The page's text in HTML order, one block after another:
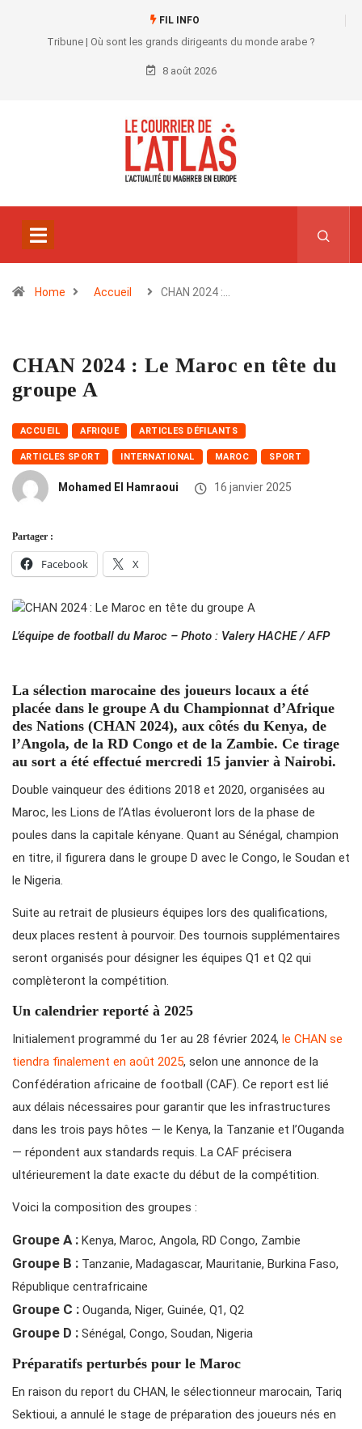
FIL INFO
Tribune | Où sont les grands dirigeants du monde arabe ?
8 août 2026
Home Accueil CHAN 2024 :…
CHAN 2024 : Le Maroc en tête du
groupe A
ACCUEIL AFRIQUE ARTICLES DÉFILANTS
ARTICLES SPORT INTERNATIONAL MAROC SPORT
Mohamed El Hamraoui 16 janvier 2025
Partager :
Facebook X
L’équipe de football du Maroc – Photo : Valery HACHE / AFP
La sélection marocaine des joueurs locaux a été
placée dans le groupe A du Championnat d’Afrique
des Nations (CHAN 2024), aux côtés du Kenya, de
l’Angola, de la RD Congo et de la Zambie. Ce tirage
au sort a été effectué mercredi 15 janvier à Nairobi.
Double vainqueur des éditions 2018 et 2020, organisées au
Maroc, les Lions de l’Atlas évolueront lors de la phase de
poules dans la capitale kényane. Quant au Sénégal, champion
en titre, il figurera dans le groupe D avec le Congo, le Soudan et
le Nigeria.
Suite au retrait de plusieurs équipes lors des qualifications,
deux places restent à pourvoir. Des tournois supplémentaires
seront organisés pour désigner les équipes Q1 et Q2 qui
complèteront la compétition.
Un calendrier reporté à 2025
Initialement programmé du 1er au 28 février 2024, le CHAN se
tiendra finalement en août 2025, selon une annonce de la
Confédération africaine de football (CAF). Ce report est lié
aux délais nécessaires pour garantir que les infrastructures
dans les trois pays hôtes — le Kenya, la Tanzanie et l’Ouganda
— répondent aux standards requis. La CAF précisera
ultérieurement la date exacte du début de la compétition.
Voici la composition des groupes :
Groupe A : Kenya, Maroc, Angola, RD Congo, Zambie
Groupe B : Tanzanie, Madagascar, Mauritanie, Burkina Faso,
République centrafricaine
Groupe C : Ouganda, Niger, Guinée, Q1, Q2
Groupe D : Sénégal, Congo, Soudan, Nigeria
Préparatifs perturbés pour le Maroc
En raison du report du CHAN, le sélectionneur marocain, Tariq
Sektioui, a annulé le stage de préparation des joueurs nés en